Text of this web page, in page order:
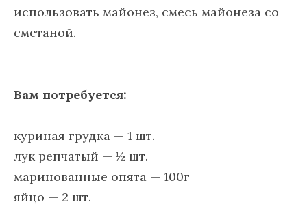
использовать майонез, смесь майонеза со
сметаной.
Вам потребуется:
куриная грудка — 1 шт.
лук репчатый — ½ шт.
маринованные опята — 100г
яйцо — 2 шт.